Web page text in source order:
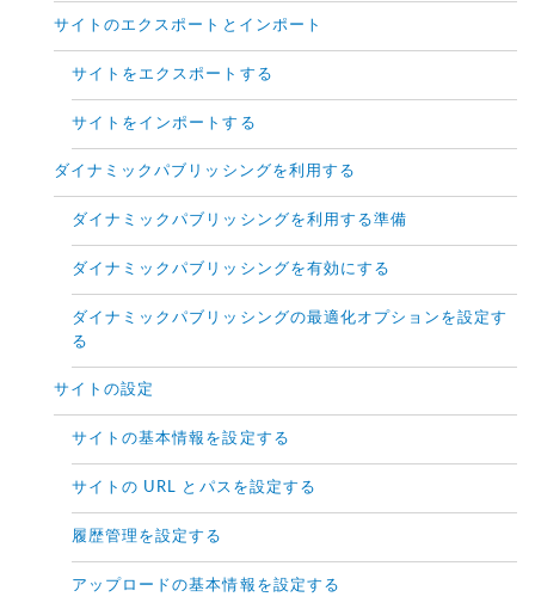
サイトのエクスポートとインポート
サイトをエクスポートする
サイトをインポートする
ダイナミックパブリッシングを利用する
ダイナミックパブリッシングを利用する準備
ダイナミックパブリッシングを有効にする
ダイナミックパブリッシングの最適化オプションを設定す
る
サイトの設定
サイトの基本情報を設定する
サイトの URL とパスを設定する
履歴管理を設定する
アップロードの基本情報を設定する